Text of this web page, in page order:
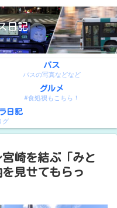
日記
バス
バスの写真などなど
グルメ
#食処禊もこちら！
日記
グ
崎を結ぶ「みと
見せてもらっ